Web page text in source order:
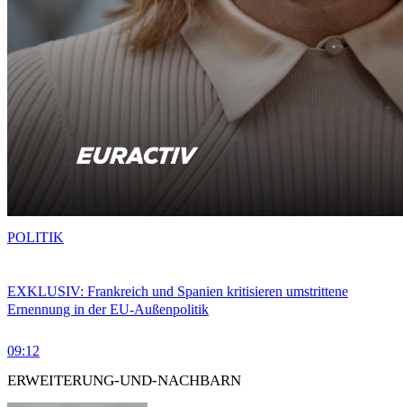
EXKLUSIV: Frankreich und Spanien kritisieren umstrittene
Ernennung in der EU-Außenpolitik
09:12
POLITIK
ERWEITERUNG-UND-NACHBARN